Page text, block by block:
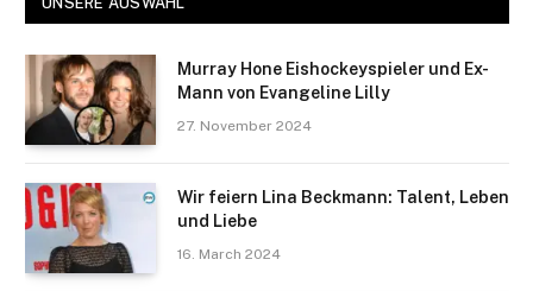
Murray Hone Eishockeyspieler und Ex-
Mann von Evangeline Lilly
27. November 2024
Wir feiern Lina Beckmann: Talent, Leben
und Liebe
16. March 2024